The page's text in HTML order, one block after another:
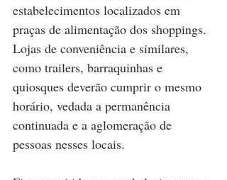
estabelecimentos localizados em
praças de alimentação dos shoppings.
Lojas de conveniência e similares,
como trailers, barraquinhas e
quiosques deverão cumprir o mesmo
horário, vedada a permanência
continuada e a aglomeração de
pessoas nesses locais.